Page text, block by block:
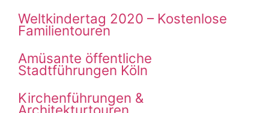
Weltkindertag 2020 – Kostenlose
Familientouren
Amüsante öffentliche
Stadtführungen Köln
Kirchenführungen &